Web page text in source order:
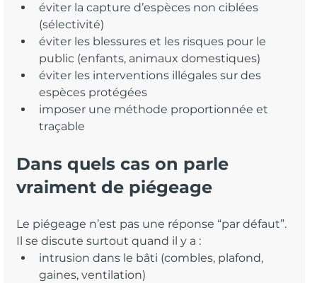
éviter la capture d’espèces non ciblées
(sélectivité)
éviter les blessures et les risques pour le
public (enfants, animaux domestiques)
éviter les interventions illégales sur des
espèces protégées
imposer une méthode proportionnée et
traçable
Dans quels cas on parle
vraiment de piégeage
Le piégeage n’est pas une réponse “par défaut”.
Il se discute surtout quand il y a :
intrusion dans le bâti (combles, plafond,
gaines, ventilation)